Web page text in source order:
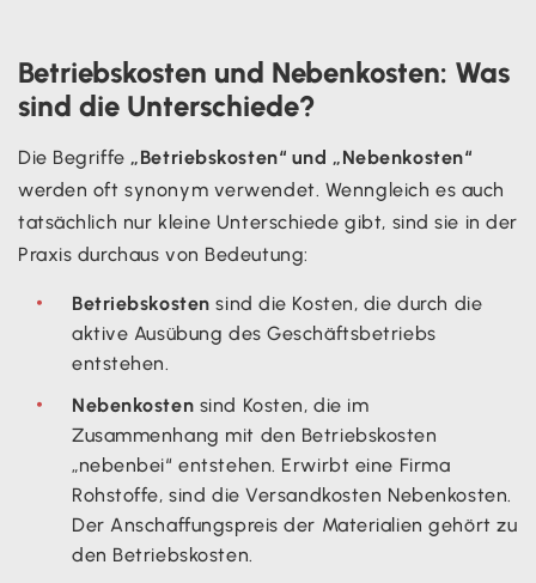
Betriebskosten und Nebenkosten: Was
sind die Unterschiede?
Die Begriffe„Betriebskosten“ und „Nebenkosten“
werden oft synonym verwendet. Wenngleich es auch
tatsächlich nur kleine Unterschiede gibt, sind sie in der
Praxis durchaus von Bedeutung:
Betriebskosten sind die Kosten, die durch die
aktive Ausübung des Geschäftsbetriebs
entstehen.
Nebenkosten sind Kosten, die im
Zusammenhang mit den Betriebskosten
„nebenbei“ entstehen. Erwirbt eine Firma
Rohstoffe, sind die Versandkosten Nebenkosten.
Der Anschaffungspreis der Materialien gehört zu
den Betriebskosten.